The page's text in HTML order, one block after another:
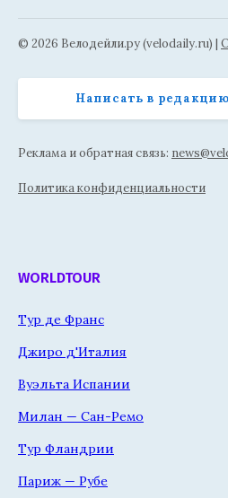
© 2026 Велодейли.ру (velodaily.ru) |
Написать в редакцию
Реклама и обратная связь:
Политика конфиденциальности
WORLDTOUR
Тур де Франс
Джиро д'Италия
Вуэльта Испании
Милан — Сан-Ремо
Тур Фландрии
Париж — Рубе